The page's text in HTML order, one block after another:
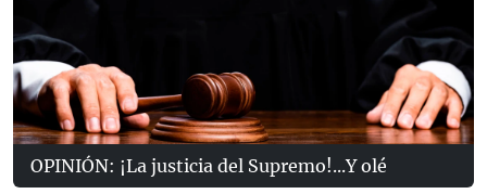
OPINIÓN: ¡La justicia del Supremo!...Y olé